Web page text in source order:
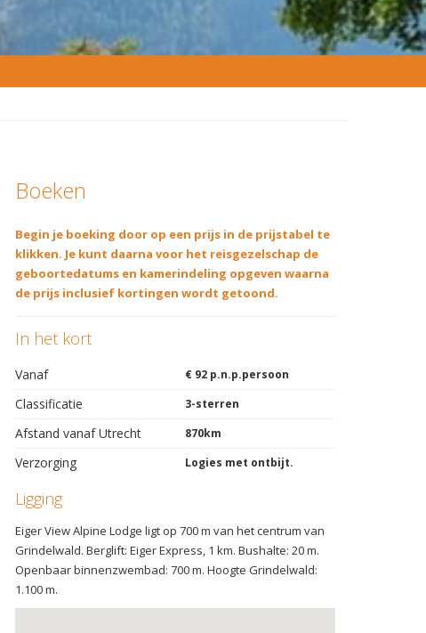
Boeken
Begin je boeking door op een prijs in de prijstabel te
klikken. Je kunt daarna voor het reisgezelschap de
geboortedatums en kamerindeling opgeven waarna
de prijs inclusief kortingen wordt getoond.
In het kort
Vanaf € 92 p.n.p.persoon
Classificatie 3-sterren
Afstand vanaf Utrecht 870km
Verzorging Logies met ontbijt.
Ligging
Eiger View Alpine Lodge ligt op 700 m van het centrum van
Grindelwald. Berglift: Eiger Express, 1 km. Bushalte: 20 m.
Openbaar binnenzwembad: 700 m. Hoogte Grindelwald:
1.100 m.